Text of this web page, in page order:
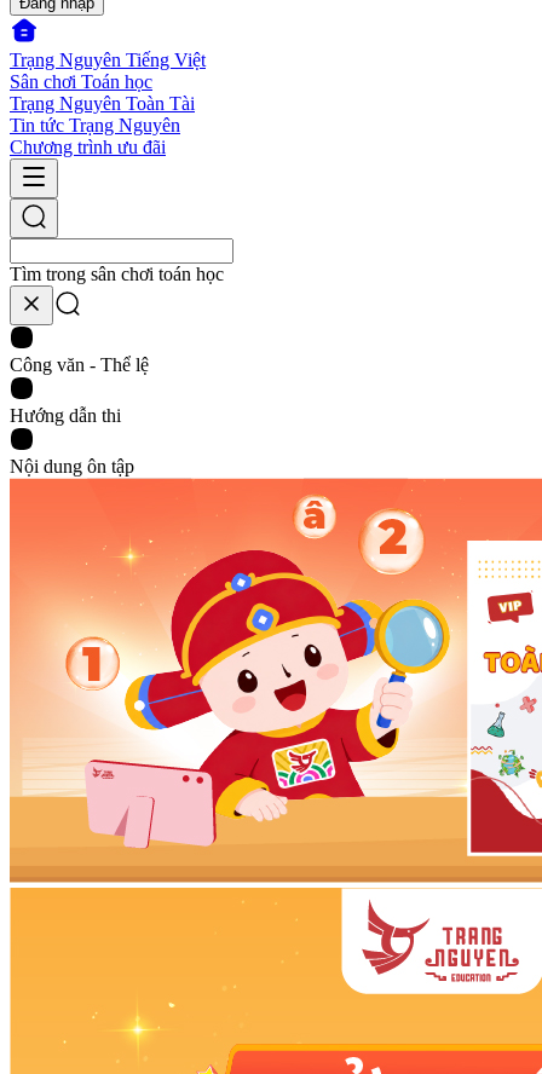
Trạng Nguyên Tiếng Việt
Sân chơi Toán học
Trạng Nguyên Toàn Tài
Tin tức Trạng Nguyên
Chương trình ưu đãi
Tìm trong sân chơi toán học
Công văn - Thể lệ
Hướng dẫn thi
Nội dung ôn tập